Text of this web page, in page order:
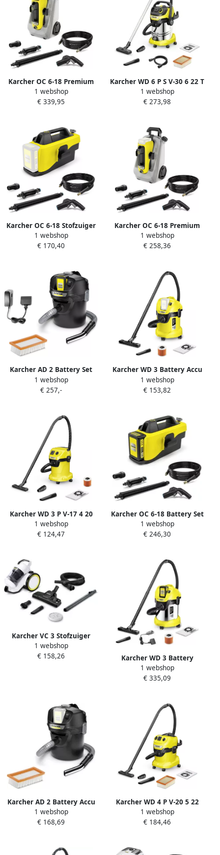
Karcher OC 6-18 Premium
Battery Set Stofzuiger
1.328-521.0
1 webshop
€ 339,95
Karcher WD 6 P S V-30 6 22 T
Nat- en droogstofzuiger
1.628-361.0
1 webshop
€ 273,98
Karcher OC 6-18 Stofzuiger
1.328-500.0
1 webshop
€ 170,40
Karcher OC 6-18 Premium
Stofzuiger 1.328-520.0
1 webshop
€ 258,36
Karcher AD 2 Battery Set
Accu Asstofzuiger 1.348-
301.0
1 webshop
€ 257,-
Karcher WD 3 Battery Accu
Nat- en droogstofzuiger
1.629-910.0
1 webshop
€ 153,82
Karcher WD 3 P V-17 4 20
Accu Nat- en
droogstofzuiger 1.628-171.0
1 webshop
€ 124,47
Karcher OC 6-18 Battery Set
Stofzuiger 1.328-501.0
1 webshop
€ 246,30
Karcher VC 3 Stofzuiger
1.198-053.0
1 webshop
€ 158,26
Karcher WD 3 Battery
Premium Set Accu Nat- en
droogstofzuiger 1.629-951.0
1 webshop
€ 335,09
Karcher AD 2 Battery Accu
Asstofzuiger 1.348-300.0
1 webshop
€ 168,69
Karcher WD 4 P V-20 5 22
Nat- en droogstofzuiger
1.628-270.0
1 webshop
€ 184,46